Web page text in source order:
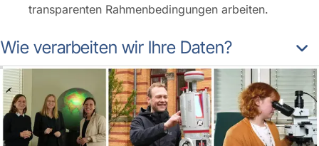
transparenten Rahmenbedingungen arbeiten.
Wie verarbeiten wir Ihre Daten?